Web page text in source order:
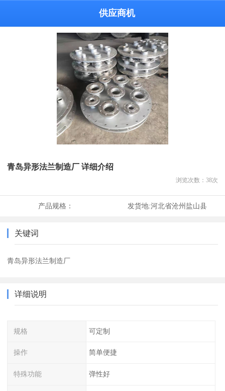
供应商机
青岛异形法兰制造厂 详细介绍
浏览次数： 38次
产品规格： 发货地:河北省沧州盐山县
关键词
青岛异形法兰制造厂
详细说明
规格 可定制
操作 简单便捷
特殊功能 弹性好